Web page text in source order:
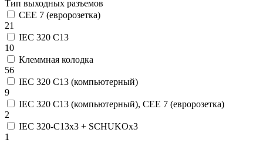
Тип выходных разъемов
CEE 7 (евророзетка)
21
IEC 320 C13
10
Клеммная колодка
56
IEC 320 C13 (компьютерный)
9
IEC 320 C13 (компьютерный), CEE 7 (евророзетка)
2
IEC 320-C13x3 + SCHUKOx3
1